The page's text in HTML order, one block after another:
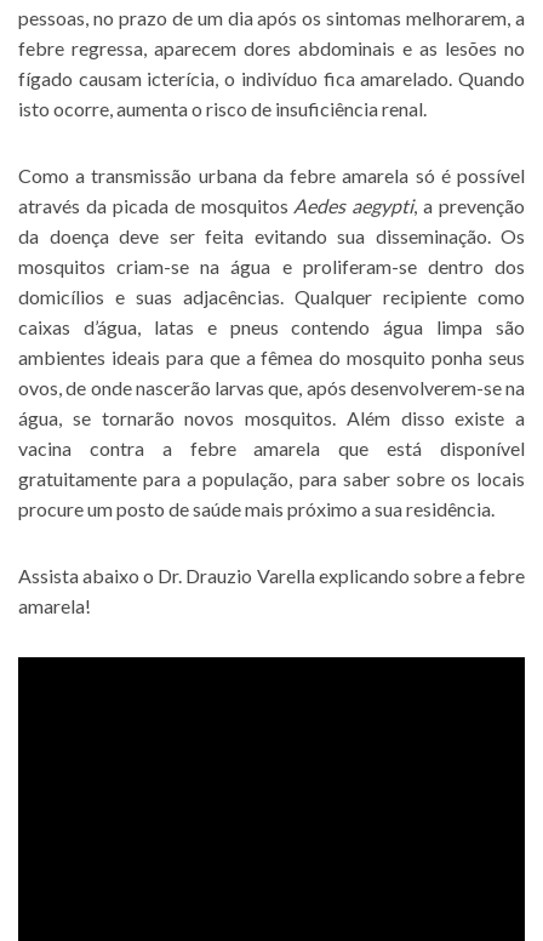
pessoas, no prazo de um dia após os sintomas melhorarem, a
febre regressa, aparecem dores abdominais e as lesões no
fígado causam icterícia, o indivíduo fica amarelado. Quando
isto ocorre, aumenta o risco de insuficiência renal.
Como a transmissão urbana da febre amarela só é possível
através da picada de mosquitos Aedes aegypti, a prevenção
da doença deve ser feita evitando sua disseminação. Os
mosquitos criam-se na água e proliferam-se dentro dos
domicílios e suas adjacências. Qualquer recipiente como
caixas d’água, latas e pneus contendo água limpa são
ambientes ideais para que a fêmea do mosquito ponha seus
ovos, de onde nascerão larvas que, após desenvolverem-se na
água, se tornarão novos mosquitos. Além disso existe a
vacina contra a febre amarela que está disponível
gratuitamente para a população, para saber sobre os locais
procure um posto de saúde mais próximo a sua residência.
Assista abaixo o Dr. Drauzio Varella explicando sobre a febre
amarela!